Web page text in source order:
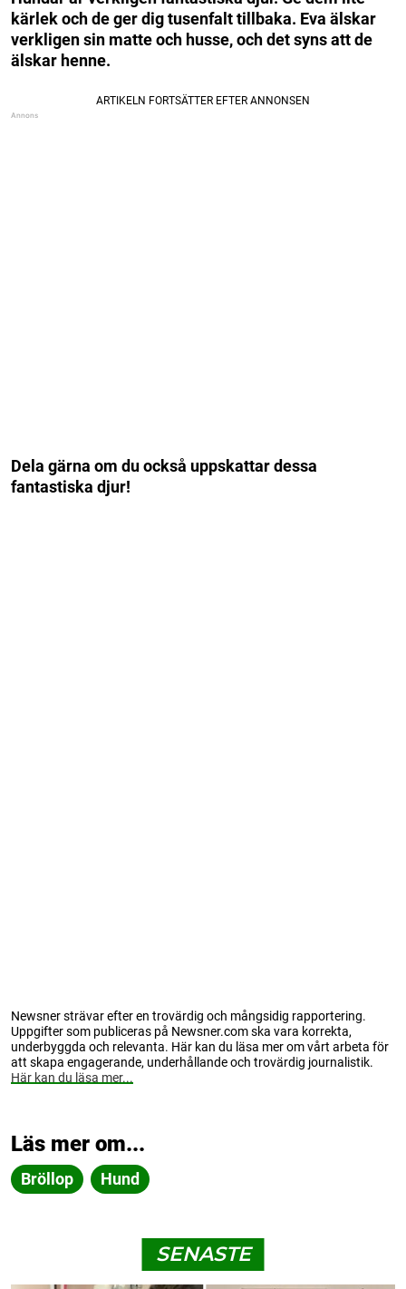
kärlek och de ger dig tusenfalt tillbaka. Eva älskar
verkligen sin matte och husse, och det syns att de
älskar henne.
Dela gärna om du också uppskattar dessa
fantastiska djur!
Newsner strävar efter en trovärdig och mångsidig rapportering.
Uppgifter som publiceras på Newsner.com ska vara korrekta,
underbyggda och relevanta. Här kan du läsa mer om vårt arbeta för
att skapa engagerande, underhållande och trovärdig journalistik.
Här kan du läsa mer...
Läs mer om...
Bröllop Hund
SENASTE